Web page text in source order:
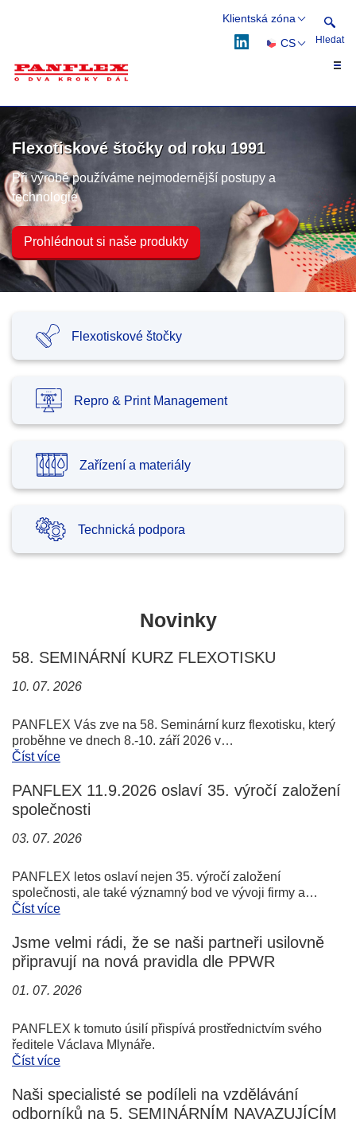
Klientská zóna
WebflexCS Hledat
Flexotiskové štočky od roku 1991
Při výrobě používáme nejmodernější postupy a
technologie
Prohlédnout si naše produkty
Flexotiskové štočky
Repro & Print Management
Zařízení a materiály
Technická podpora
Novinky
58. SEMINÁRNÍ KURZ FLEXOTISKU
10. 07. 2026
PANFLEX Vás zve na 58. Seminární kurz flexotisku, který
proběhne ve dnech 8.-10. září 2026 v…
Číst více
PANFLEX 11.9.2026 oslaví 35. výročí založení
společnosti
03. 07. 2026
PANFLEX letos oslaví nejen 35. výročí založení
společnosti, ale také významný bod ve vývoji firmy a…
Číst více
Jsme velmi rádi, že se naši partneři usilovně
připravují na nová pravidla dle PPWR
01. 07. 2026
PANFLEX k tomuto úsilí přispívá prostřednictvím svého
ředitele Václava Mlynáře.
Číst více
Naši specialisté se podíleli na vzdělávání
odborníků na 5. SEMINÁRNÍM NAVAZUJÍCÍM